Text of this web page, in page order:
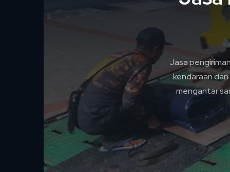
Jasa
kendaraan
mengantar